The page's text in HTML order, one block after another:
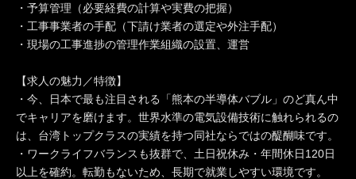
・予算管理（必要経費の計算や実費の把握）
・工事事業者の手配（下請け業者の選定や外注手配）
・現場の工事進捗の管理作業組織の設置、運営
【求人の魅力／特徴】
・今、日本で最も注目される「熊本の半導体バブル」のど真ん中
でキャリアを磨けます。世界水準の電気設備技術に触れられるの
は、台湾トップクラスの実績を持つ同社ならではの醍醐味です。
・ワークライフバランスも抜群で、土日祝休み・年間休日120日
以上を確約。転勤もないため、長期で就業しやすい環境です。